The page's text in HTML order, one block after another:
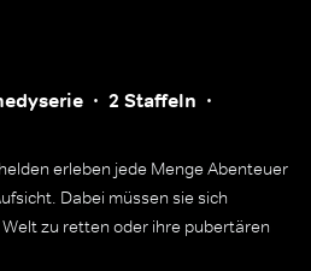
2 Staffeln
erleben jede Menge Abenteuer
Dabei müssen sie sich
zu retten oder ihre pubertären